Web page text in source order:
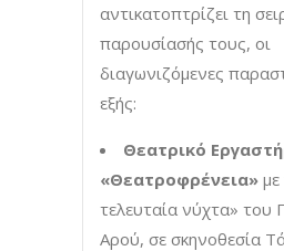
αντικατοπτρίζει τη
παρουσίασής τους, οι
διαγωνιζόμενες
εξής:
Θεατρικό
«Θεατροφρένεια»
τελευταία νύχτα» του
Αρού, σε σκηνοθεσία